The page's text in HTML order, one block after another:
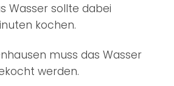
Wasser sollte dabei
kochen.
muss das Wasser
werden.